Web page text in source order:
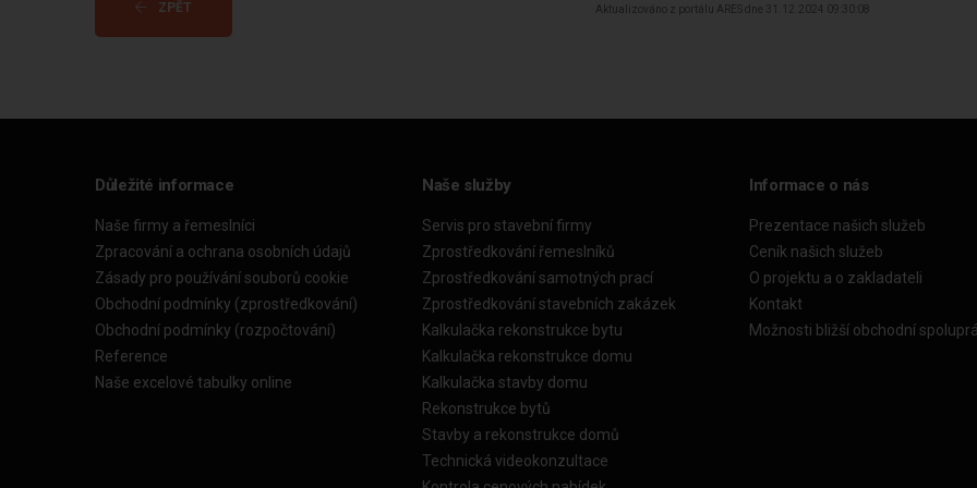
ZPĚT Aktualizováno z portálu ARES dne 31.12.2024 09:30:08
Důležité informace
Naše firmy a řemeslníci
Zpracování a ochrana osobních údajů
Zásady pro používání souborů cookie
Obchodní podmínky (zprostředkování)
Obchodní podmínky (rozpočtování)
Reference
Naše excelové tabulky online
Naše služby
Servis pro stavební firmy
Zprostředkování řemeslníků
Zprostředkování samotných prací
Zprostředkování stavebních zakázek
Kalkulačka rekonstrukce bytu
Kalkulačka rekonstrukce domu
Kalkulačka stavby domu
Rekonstrukce bytů
Stavby a rekonstrukce domů
Technická videokonzultace
Informace o nás
Prezentace našich služeb
Ceník našich služeb
O projektu a o zakladateli
Kontakt
Možnosti bližší obchodní